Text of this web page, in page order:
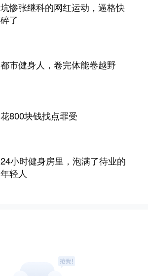
坑惨张继科的网红运动，逼格快
碎了
都市健身人，卷完体能卷越野
花800块钱找点罪受
24小时健身房里，泡满了待业的
年轻人